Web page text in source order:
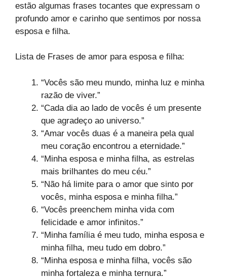
estão algumas frases tocantes que expressam o
profundo amor e carinho que sentimos por nossa
esposa e filha.
Lista de Frases de amor para esposa e filha:
“Vocês são meu mundo, minha luz e minha
razão de viver.”
“Cada dia ao lado de vocês é um presente
que agradeço ao universo.”
“Amar vocês duas é a maneira pela qual
meu coração encontrou a eternidade.”
“Minha esposa e minha filha, as estrelas
mais brilhantes do meu céu.”
“Não há limite para o amor que sinto por
vocês, minha esposa e minha filha.”
“Vocês preenchem minha vida com
felicidade e amor infinitos.”
“Minha família é meu tudo, minha esposa e
minha filha, meu tudo em dobro.”
“Minha esposa e minha filha, vocês são
minha fortaleza e minha ternura.”